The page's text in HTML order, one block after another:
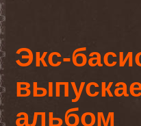
Экс-
альбом